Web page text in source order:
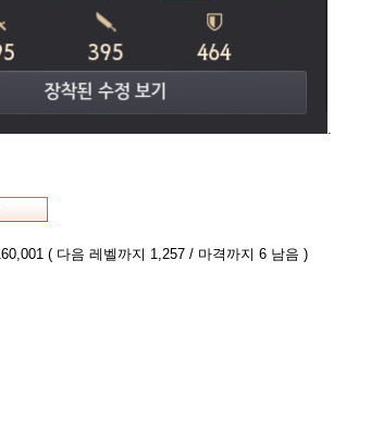
.
( 다음 레벨까지 1,257 / 마격까지 6 남음 )